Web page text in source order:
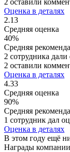
Оценка в деталях
2.13
Средняя оценка
40%
Средняя
2 сотрудника
2 оставили
Оценка в деталях
4.33
Средняя оценка
90%
Средняя
1 сотрудник дал
Оценка в деталях
В этом году ещё
Награды компании